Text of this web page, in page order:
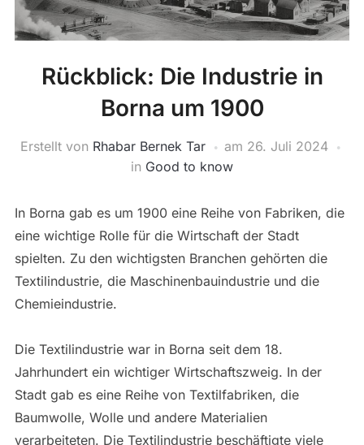
Rückblick: Die Industrie in
Borna um 1900
Erstellt von Rhabar Bernek Tar am 26. Juli 2024
in Good to know
In Borna gab es um 1900 eine Reihe von Fabriken, die
eine wichtige Rolle für die Wirtschaft der Stadt
spielten. Zu den wichtigsten Branchen gehörten die
Textilindustrie, die Maschinenbauindustrie und die
Chemieindustrie.
Die Textilindustrie war in Borna seit dem 18.
Jahrhundert ein wichtiger Wirtschaftszweig. In der
Stadt gab es eine Reihe von Textilfabriken, die
Baumwolle, Wolle und andere Materialien
verarbeiteten. Die Textilindustrie beschäftigte viele